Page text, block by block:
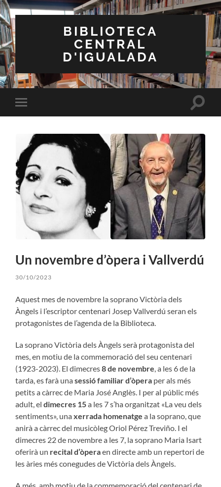
BIBLIOTECA
CENTRAL
D'IGUALADA
Toggle
mobile
Toggle
Un novembre d’òpera i Vallverdú
30/10/2023
Aquest mes de novembre la soprano Victòria dels
Àngels i l’escriptor centenari Josep Vallverdú seran els
protagonistes de l’agenda de la Biblioteca.
La soprano Victòria dels Àngels serà protagonista del
mes, en motiu de la commemoració del seu centenari
(1923-2023). El dimecres8 de novembre, a les 6 de la
tarda, es farà unasessió familiar d’òpera per als més
petits a càrrec de Maria José Anglès. I per al públic més
adult, eldimecres 15a les 7 s’ha organitzat «La veu dels
sentiments», unaxerrada homenatge a la soprano, que
anirà a càrrec del musicòleg Oriol Pérez Treviño. I el
dimecres 22 de novembre a les 7, la soprano Maria Isart
oferirà un recital d’òperaen directe amb un repertori de
les àries més conegudes de Victòria dels Àngels.